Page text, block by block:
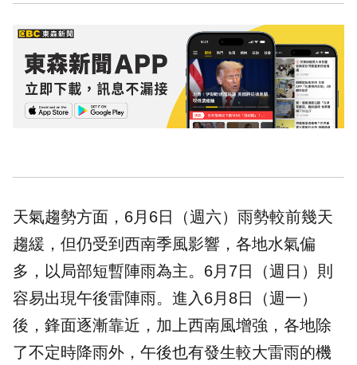
天氣趨勢方面，6月6日（週六）雨勢較前幾天
趨緩，但仍受到西南季風影響，各地水氣偏
多，以局部短暫陣雨為主。6月7日（週日）則
容易出現午後雷陣雨。進入6月8日（週一）
後，鋒面逐漸靠近，加上西南風增強，各地除
了不定時降雨外，午後也有發生較大雷雨的機